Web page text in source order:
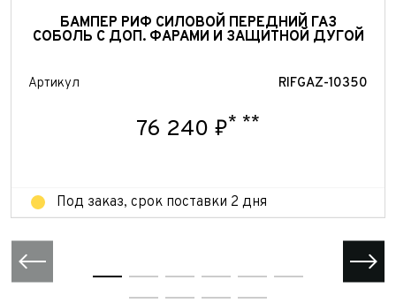
БАМПЕР РИФ СИЛОВОЙ ПЕРЕДНИЙ ГАЗ
СОБОЛЬ С ДОП. ФАРАМИ И ЗАЩИТНОЙ ДУГОЙ
Артикул RIFGAZ-10350
76 240 ₽* **
Под заказ, срок поставки 2 дня
персональных данных
Отправить